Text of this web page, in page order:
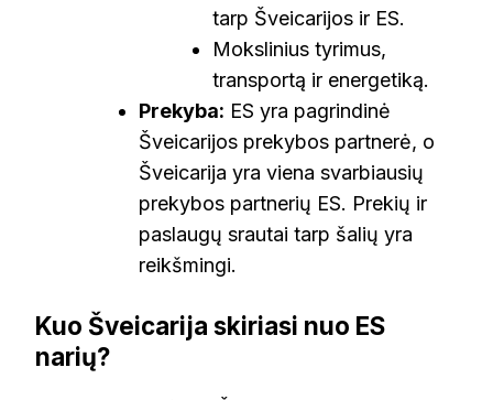
tarp Šveicarijos ir ES.
Mokslinius tyrimus,
transportą ir energetiką.
Prekyba: ES yra pagrindinė
Šveicarijos prekybos partnerė, o
Šveicarija yra viena svarbiausių
prekybos partnerių ES. Prekių ir
paslaugų srautai tarp šalių yra
reikšmingi.
Kuo Šveicarija skiriasi nuo ES
narių?